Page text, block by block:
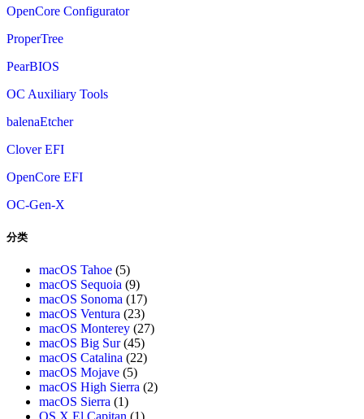
OpenCore Configurator
ProperTree
PearBIOS
OC Auxiliary Tools
balenaEtcher
Clover EFI
OpenCore EFI
OC-Gen-X
分类
macOS Tahoe (5)
macOS Sequoia (9)
macOS Sonoma (17)
macOS Ventura (23)
macOS Monterey (27)
macOS Big Sur(45)
macOS Catalina (22)
macOS Mojave (5)
macOS High Sierra (2)
macOS Sierra (1)